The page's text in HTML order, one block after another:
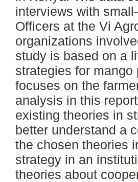
interviews with
Officers at the Vi
organizations
study is based on a
strategies for
focuses on the
analysis in this
existing theories in
better understand a
the chosen theories
strategy in an
theories about